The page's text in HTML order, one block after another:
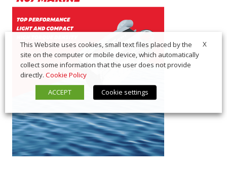
X
This Website uses cookies, small text files placed by the
site on the computer or mobile device, which automatically
collect some information that the user does not provide
directly. Cookie Policy
ACCEPT
Cookie settings